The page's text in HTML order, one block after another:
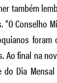
também
“O Conselho
foram
Ao final na
do Dia